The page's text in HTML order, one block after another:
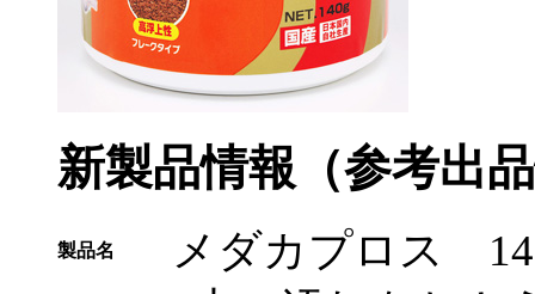
新製品情報（参考出
製品名
メダカプロス